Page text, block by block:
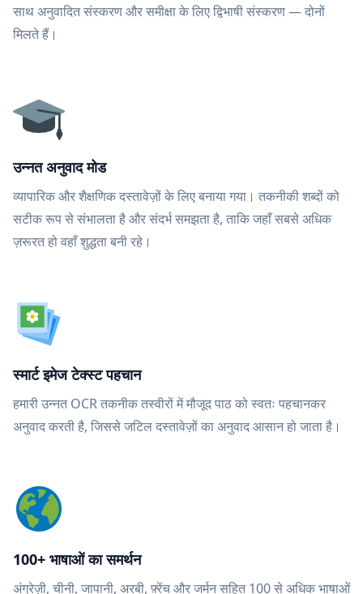
साथ अनुवादित संस्करण और समीक्षा के लिए द्विभाषी संस्करण — दोनों
मिलते हैं।
उन्नत अनुवाद मोड
व्यापारिक और शैक्षणिक दस्तावेज़ों के लिए बनाया गया। तकनीकी शब्दों को
सटीक रूप से संभालता है और संदर्भ समझता है, ताकि जहाँ सबसे अधिक
ज़रूरत हो वहाँ शुद्धता बनी रहे।
स्मार्ट इमेज टेक्स्ट पहचान
हमारी उन्नत OCR तकनीक तस्वीरों में मौजूद पाठ को स्वतः पहचानकर
अनुवाद करती है, जिससे जटिल दस्तावेज़ों का अनुवाद आसान हो जाता है।
100+ भाषाओं का समर्थन
अंग्रेज़ी, चीनी, जापानी, अरबी, फ़्रेंच और जर्मन सहित 100 से अधिक भाषाओं